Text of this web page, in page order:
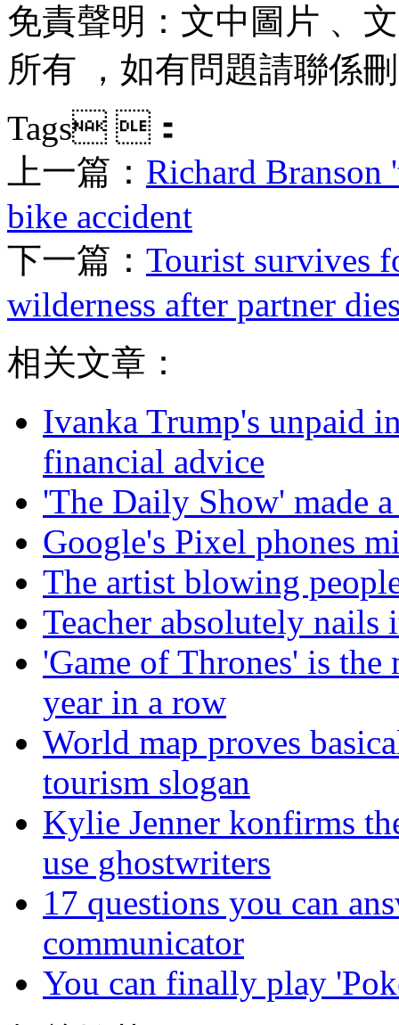
免責聲明：文中圖片
所有 ，如有問題請聯係刪
Tags ：
上一篇： Richard Branson
bike accident
下一篇： Tourist survives
wilderness after partner
相关文章：
Ivanka Trump's unpaid
financial advice
'The Daily Show' made
Google's Pixel phones
The artist blowing
Teacher absolutely
'Game of Thrones' is
year in a row
World map proves
tourism slogan
Kylie Jenner konfirms
use ghostwriters
17 questions you can
communicator
You can finally play